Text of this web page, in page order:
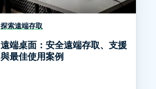
探索遠端存取
遠端桌面：安全遠端存取、支援
與最佳使用案例